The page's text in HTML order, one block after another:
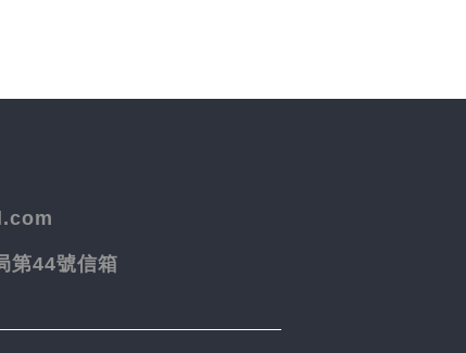
第44號信箱